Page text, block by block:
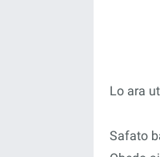
Lo ara
Safato